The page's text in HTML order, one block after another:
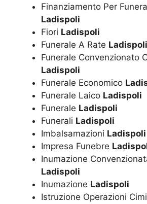
Finanziamento Per
Ladispoli
Fiori Ladispoli
Funerale A Rate Ladispoli
Funerale Convenzionato
Ladispoli
Funerale Economico
Funerale Laico Ladispoli
Funerale Ladispoli
Funerali Ladispoli
Imbalsamazioni Ladispoli
Impresa Funebre
Inumazione
Ladispoli
Inumazione Ladispoli
Istruzione Operazioni